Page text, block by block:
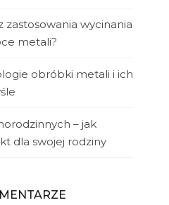
zastosowania wycinania
metali?
obróbki metali i ich
– jak
dla swojej rodziny